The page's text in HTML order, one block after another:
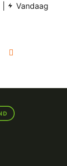
Vandaag